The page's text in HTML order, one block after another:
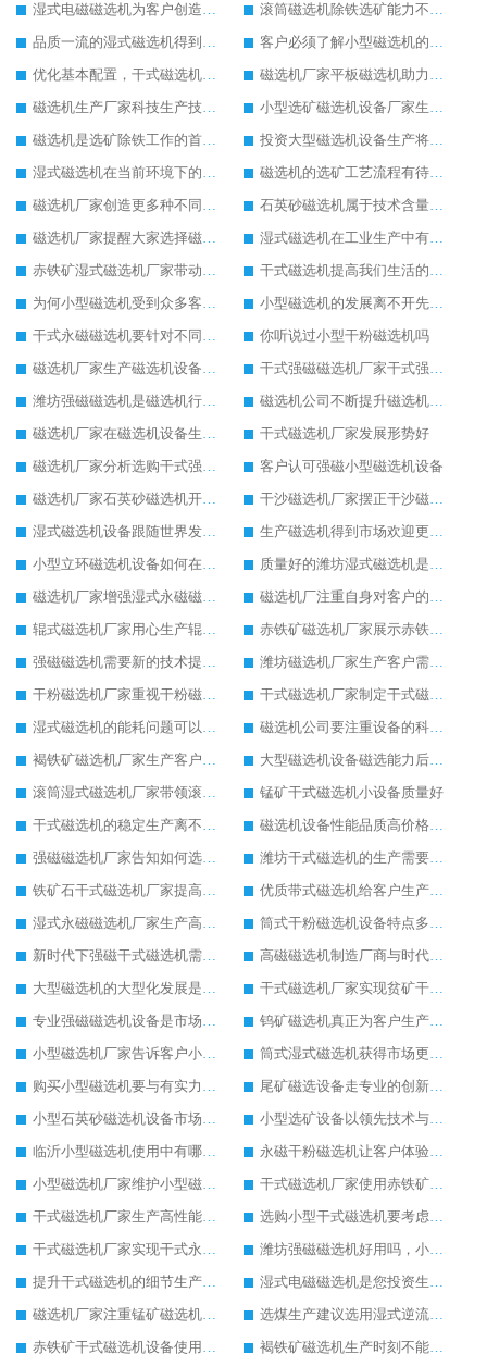
湿式电磁磁选机为客户创造更多价值
滚筒磁选机除铁选矿能力不减当年
品质一流的湿式磁选机得到客户认可
客户必须了解小型磁选机的保养方式
优化基本配置，干式磁选机生产更节能
磁选机厂家平板磁选机助力环保事业发展
磁选机生产厂家科技生产技术在提升
小型选矿磁选机设备厂家生产需求在提升
磁选机是选矿除铁工作的首选设备
投资大型磁选机设备生产将有高效益回收
湿式磁选机在当前环境下的新发展
磁选机的选矿工艺流程有待完善
磁选机厂家创造更多种不同型号的湿式磁选机
石英砂磁选机属于技术含量高的设备
磁选机厂家提醒大家选择磁选机注意设备质量
湿式磁选机在工业生产中有很重要的地位
赤铁矿湿式磁选机厂家带动赤铁矿湿式磁选机进步发展
干式磁选机提高我们生活的舒适度
为何小型磁选机受到众多客户的追捧
小型磁选机的发展离不开先进的生产技术
干式永磁磁选机要针对不同客户定制生产
你听说过小型干粉磁选机吗
磁选机厂家生产磁选机设备将有很大的发展空间
干式强磁磁选机厂家干式强磁磁选机生产中的优势
潍坊强磁磁选机是磁选机行业中优质设备
磁选机公司不断提升磁选机生产技术
磁选机厂家在磁选机设备生产上有自己的特点
干式磁选机厂家发展形势好
磁选机厂家分析选购干式强磁磁选机的方法
客户认可强磁小型磁选机设备
磁选机厂家石英砂磁选机开展除铁新技能
干沙磁选机厂家摆正干沙磁选机创新生产的态度
湿式磁选机设备跟随世界发展脚步快速发展
生产磁选机得到市场欢迎更应该重视技术
小型立环磁选机设备如何在市场中适者生存
质量好的潍坊湿式磁选机是客户生产的必选
磁选机厂家增强湿式永磁磁选机的新技术生产理念
磁选机厂注重自身对客户的售后服务
辊式磁选机厂家用心生产辊式磁选机设备
赤铁矿磁选机厂家展示赤铁矿磁选机的设备优点
强磁磁选机需要新的技术提高强磁磁选机工作效率
潍坊磁选机厂家生产客户需求量高的磁选选矿设备
干粉磁选机厂家重视干粉磁选机的设备质量
干式磁选机厂家制定干式磁选机市场发展新目标
湿式磁选机的能耗问题可以这么理解
磁选机公司要注重设备的科技技术生产
褐铁矿磁选机厂家生产客户满意的褐铁矿磁选机
大型磁选机设备磁选能力后劲十足
滚筒湿式磁选机厂家带领滚筒湿式磁选机领导示范作用
锰矿干式磁选机小设备质量好
干式磁选机的稳定生产离不开合理的保养工作
磁选机设备性能品质高价格合理客户比较喜欢
强磁磁选机厂家告知如何选购强磁磁选机设备
潍坊干式磁选机的生产需要更多创新来支持
铁矿石干式磁选机厂家提高干式磁选机的市场销售量
优质带式磁选机给客户生产带来不一样的体验
湿式永磁磁选机厂家生产高品质的湿式永磁磁选机设备
筒式干粉磁选机设备特点多更受到欢迎
新时代下强磁干式磁选机需要环保生产
高磁磁选机制造厂商与时代共同进步和发展
大型磁选机的大型化发展是必然趋势
干式磁选机厂家实现贫矿干式磁选机的专业化管理
专业强磁磁选机设备是市场的主导设备
钨矿磁选机真正为客户生产提供更多便利
小型磁选机厂家告诉客户小型磁选机生产中的优势
筒式湿式磁选机获得市场更多的关注度
购买小型磁选机要与有实力的小型磁选机生产商合作
尾矿磁选设备走专业的创新发展之路
小型石英砂磁选机设备市场知名度正在提高
小型选矿设备以领先技术与客户共同进步
临沂小型磁选机使用中有哪些设备优势
永磁干粉磁选机让客户体验到高效率生产
小型磁选机厂家维护小型磁选机注意三步骤
干式磁选机厂家使用赤铁矿干式磁选机设备优点多
干式磁选机厂家生产高性能干式磁选机设备回馈客户
选购小型干式磁选机要考虑几个方面
干式磁选机厂家实现干式永磁筒式磁选机的成功与创新有关系
潍坊强磁磁选机好用吗，小型强磁磁选机多少钱一台
提升干式磁选机的细节生产很重要
湿式电磁磁选机是您投资生产的好设备
磁选机厂家注重锰矿磁选机多样化发展
选煤生产建议选用湿式逆流磁选机
赤铁矿干式磁选机设备使用范围广
褐铁矿磁选机生产时刻不能忘记创新